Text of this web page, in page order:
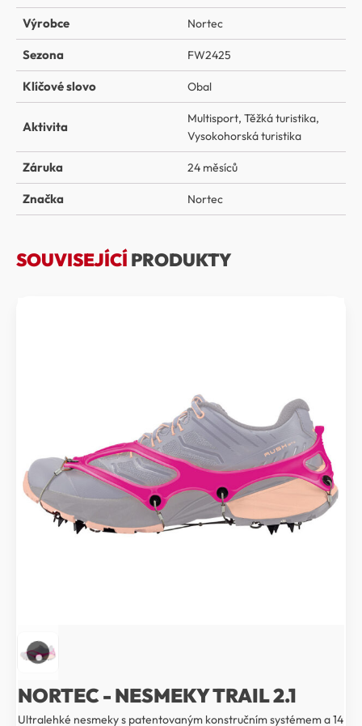
Výrobce Nortec
Sezona FW2425
Klíčové slovo Obal
Aktivita
Multisport, Těžká turistika,
Vysokohorská turistika
Záruka 24 měsíců
Značka Nortec
SOUVISEJÍCÍ PRODUKTY
NORTEC - NESMEKY TRAIL 2.1
Ultralehké nesmeky s patentovaným konstručním systémem a 14